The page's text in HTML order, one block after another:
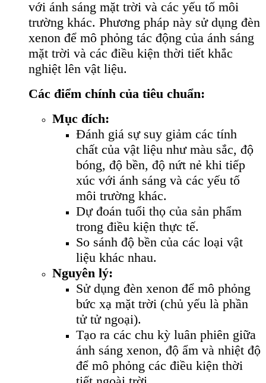
với ánh sáng mặt trời và các yếu tố môi
trường khác. Phương pháp này sử dụng đèn
xenon để mô phỏng tác động của ánh sáng
mặt trời và các điều kiện thời tiết khắc
nghiệt lên vật liệu.
Các điểm chính của tiêu chuẩn:
Mục đích:
Đánh giá sự suy giảm các tính
chất của vật liệu như màu sắc, độ
bóng, độ bền, độ nứt nẻ khi tiếp
xúc với ánh sáng và các yếu tố
môi trường khác.
Dự đoán tuổi thọ của sản phẩm
trong điều kiện thực tế.
So sánh độ bền của các loại vật
liệu khác nhau.
Nguyên lý:
Sử dụng đèn xenon để mô phỏng
bức xạ mặt trời (chủ yếu là phần
tử tử ngoại).
Tạo ra các chu kỳ luân phiên giữa
ánh sáng xenon, độ ẩm và nhiệt độ
để mô phỏng các điều kiện thời